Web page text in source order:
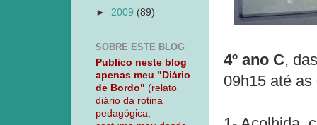
4º ano C,
09h15 até as
► 2009 (89)
SOBRE ESTE BLOG
Publico neste blog
apenas meu "Diário
de Bordo" (relato
diário da rotina
pedagógica,